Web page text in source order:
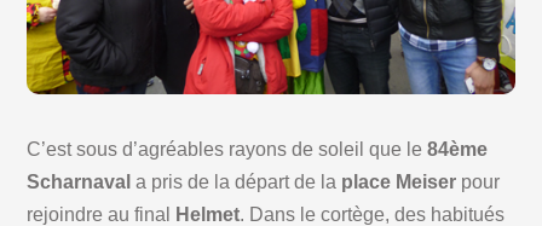
C’est sous d’agréables rayons de soleil que le84ème
Scharnaval a pris de la départ de la place Meiser pour
rejoindre au final
Helmet. Dans le cortège, des habitués